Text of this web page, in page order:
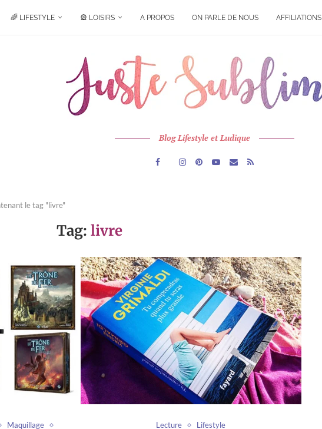
🌈 LIFESTYLE 🎡 LOISIRS A PROPOS ON PARLE DE NOUS AFFILIATIONS
Blog Lifestyle et Ludique
le tag "livre"
Tag: livre
Maquillage
Lecture Lifestyle